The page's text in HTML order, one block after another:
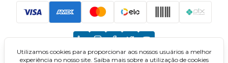
Principais Concursos
CNU
TCU
Utilizamos cookies para proporcionar aos nossos usuários a melhor
experiência no nosso site. Saiba mais sobre a utilização de cookies